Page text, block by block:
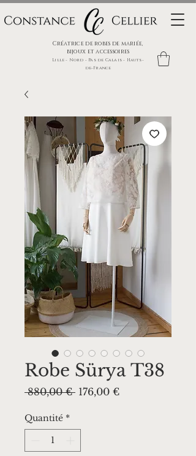
Créatrice de robes de mariée,
bijoux et accessoires
Lille - Nord - Pas de Calais - Hauts-
de-France
Robe Sürya T38
880,00 € Prix
176,00 €Prix
Quantité *